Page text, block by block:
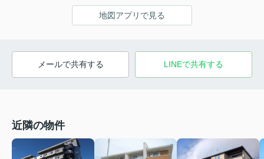
地図アプリで見る
メールで共有する LINEで共有する
近隣の物件